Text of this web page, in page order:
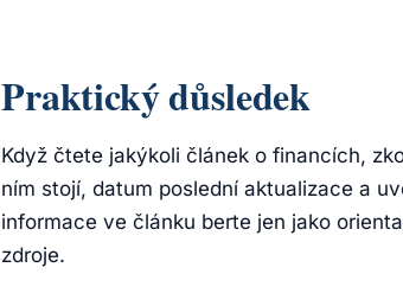
Praktický důsledek
Když čtete jakýkoli článek o financích,
ním stojí, datum poslední aktualizace a
informace ve článku berte jen jako
zdroje.